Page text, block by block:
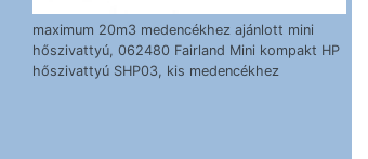
maximum 20m3 medencékhez ajánlott mini
hőszivattyú, 062480 Fairland Mini kompakt HP
hőszivattyú SHP03, kis medencékhez